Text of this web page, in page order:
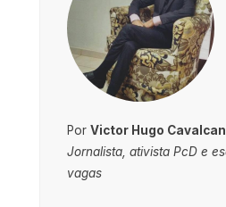
Por Victor Hugo
Jornalista, ativista PcD e
vagas